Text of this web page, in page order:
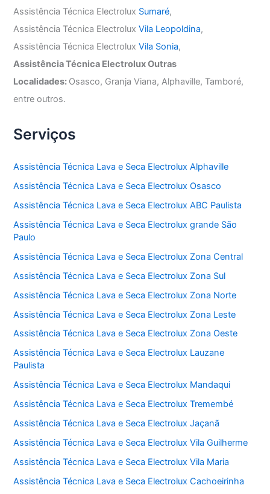
Assistência Técnica Electrolux Sumaré,
Assistência Técnica ElectroluxVila Leopoldina,
Assistência Técnica ElectroluxVila Sonia,
Assistência Técnica Electrolux Outras
Localidades: Osasco, Granja Viana, Alphaville, Tamboré,
entre outros.
Serviços
Assistência Técnica Lava e Seca Electrolux Alphaville
Assistência Técnica Lava e Seca Electrolux Osasco
Assistência Técnica Lava e Seca Electrolux ABC Paulista
Assistência Técnica Lava e Seca Electrolux grande São
Paulo
Assistência Técnica Lava e Seca Electrolux Zona Central
Assistência Técnica Lava e Seca Electrolux Zona Sul
Assistência Técnica Lava e Seca Electrolux Zona Norte
Assistência Técnica Lava e Seca Electrolux Zona Leste
Assistência Técnica Lava e Seca Electrolux Zona Oeste
Assistência Técnica Lava e Seca Electrolux Lauzane
Paulista
Assistência Técnica Lava e Seca Electrolux Mandaqui
Assistência Técnica Lava e Seca Electrolux Tremembé
Assistência Técnica Lava e Seca Electrolux Jaçanã
Assistência Técnica Lava e Seca Electrolux Vila Guilherme
Assistência Técnica Lava e Seca Electrolux Vila Maria
Assistência Técnica Lava e Seca Electrolux Cachoeirinha